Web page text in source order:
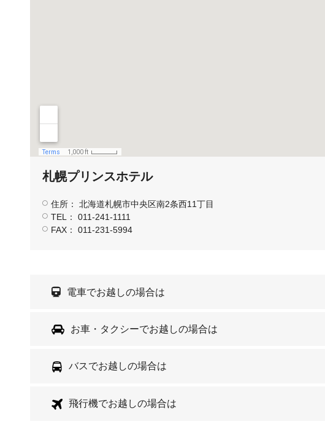
札幌プリンスホテル
住所： 北海道札幌市中央区南2条西11丁目
TEL： 011-241-1111
FAX： 011-231-5994
電車でお越しの場合は
お車・タクシーでお越しの場合は
バスでお越しの場合は
飛行機でお越しの場合は